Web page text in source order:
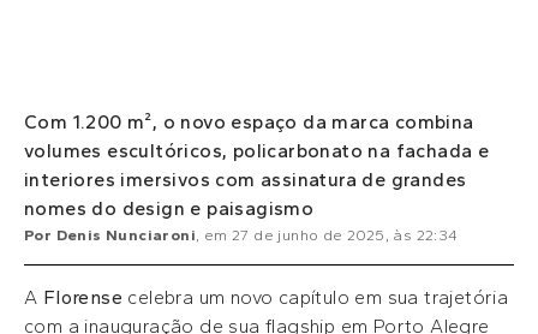
Com 1.200 m², o novo espaço da marca combina
volumes escultóricos, policarbonato na fachada e
interiores imersivos com assinatura de grandes
nomes do design e paisagismo
Por Denis Nunciaroni, em 27 de junho de 2025 , às 22:34
A Florense celebra um novo capítulo em sua trajetória
com a inauguração de sua flagship em Porto Alegre